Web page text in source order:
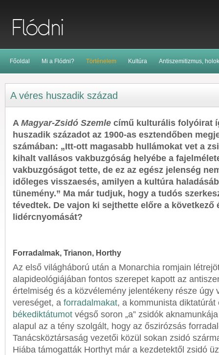
Főoldal Mi a Flódni? Történelem Kultúra Antiszemitizmus,
A véres huszadik század
A Magyar-Zsidó Szemle című kulturális folyóirat
huszadik századot az 1900-as esztendőben
számában: „Itt-ott magasabb hullámokat vet a
kihalt vallásos vakbuzgóság helyébe a
vakbuzgóságot tette, de ez az egész jelenség
időleges visszaesés, amilyen a kultúra
tünemény.” Ma már tudjuk, hogy a tudós
tévedtek. De vajon ki sejthette előre a következő
lidércnyomását?
Forradalmak, Trianon, Horthy
Az első világháború után a Monarchia romjain
alapideológiájában fontos szerepet kapott az
értelmiség és a közvélemény jelentékeny része úgy
vereséget, a forradalmakat, a kommunista
békediktátumot végső soron „a” zsidók
alapul az a tény szolgált, hogy az őszirózsás
Tanácsköztársaság vezetői közül sokan zsidó
Hiába támogatták Horthyt már a kezdetektől zsidó